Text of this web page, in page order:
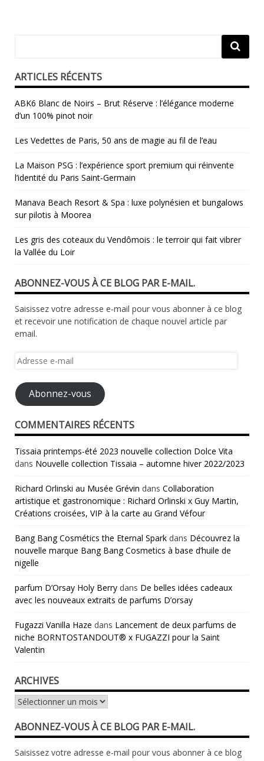
ARTICLES RÉCENTS
ABK6 Blanc de Noirs – Brut Réserve : l’élégance moderne
d’un 100% pinot noir
Les Vedettes de Paris, 50 ans de magie au fil de l’eau
La Maison PSG : l’expérience sport premium qui réinvente
l’identité du Paris Saint‑Germain
Manava Beach Resort & Spa : luxe polynésien et bungalows
sur pilotis à Moorea
Les gris des coteaux du Vendômois : le terroir qui fait vibrer
la Vallée du Loir
ABONNEZ-VOUS À CE BLOG PAR E-MAIL.
Saisissez votre adresse e-mail pour vous abonner à ce blog
et recevoir une notification de chaque nouvel article par
email.
Adresse
mail
Abonnez-vous
COMMENTAIRES RÉCENTS
Tissaia printemps-été 2023 nouvelle collection Dolce Vita
dans Nouvelle collection Tissaia – automne hiver 2022/2023
Richard Orlinski au Musée Grévin dans Collaboration
artistique et gastronomique : Richard Orlinski x Guy Martin,
Créations croisées, VIP à la carte au Grand Véfour
Bang Bang Cosmétics the Eternal Spark dans Découvrez la
nouvelle marque Bang Bang Cosmetics à base d’huile de
nigelle
parfum D’Orsay Holy Berry dans De belles idées cadeaux
avec les nouveaux extraits de parfums D’orsay
Fugazzi Vanilla Haze dans Lancement de deux parfums de
niche BORNTOSTANDOUT® x FUGAZZI pour la Saint
Valentin
ARCHIVES
Archives
ABONNEZ-VOUS À CE BLOG PAR E-MAIL.
Saisissez votre adresse e-mail pour vous abonner à ce blog